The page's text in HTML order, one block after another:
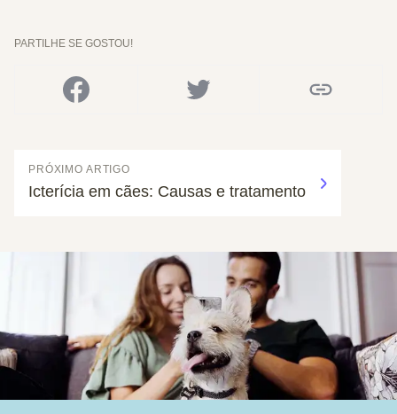
PARTILHE SE GOSTOU!
PRÓXIMO ARTIGO
Icterícia em cães: Causas e tratamento